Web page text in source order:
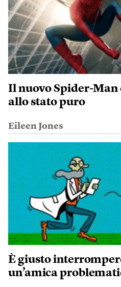
Il nuovo Spider-
allo stato puro
Eileen Jones
È giusto
un’amica